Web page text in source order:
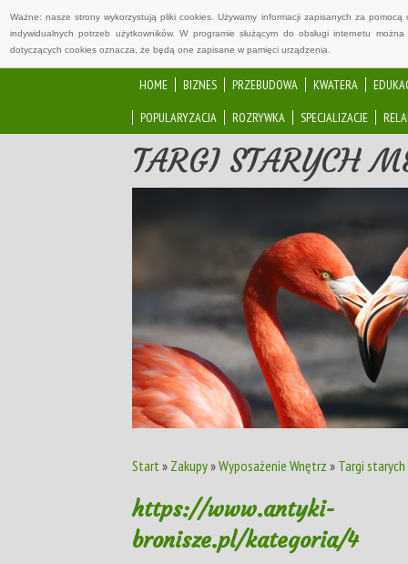
Ważne: nasze strony wykorzystują pliki cookies. Używamy informacji zapisanych za
indywidualnych potrzeb użytkowników. W programie służącym do obsługi internetu
dotyczących cookies oznacza, że będą one zapisane w pamięci urządzenia.
HOME BIZNES PRZEBUDOWA KWATERA
POPULARYZACJA
ROZRYWKA SPECJALIZACJE
TARGI STARYCH
Start » Zakupy»Wyposażenie Wnętrz » Targi
https://www.antyki-
bronisze.pl/kategoria/4